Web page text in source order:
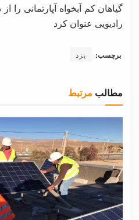
گیاهان کم آبخواه آپارتمانی را
رادیویی عنوان کرد
برچسب: یزد
مطالب مرتبط